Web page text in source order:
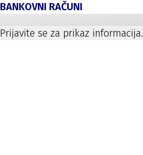
BANKOVNI RAČUNI
Prijavite se za prikaz informacija.